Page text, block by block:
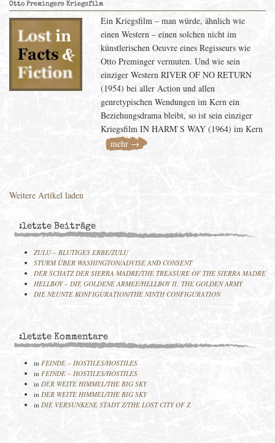
Otto Premingers Kriegsfilm
Ein Kriegsfilm – man würde, ähnlich wie
einen Western – einen solchen nicht im
künstlerischen Oeuvre eines Regisseurs wie
Otto Preminger vermuten. Und wie sein
einziger Western RIVER OF NO RETURN
(1954) bei aller Action und allen
genretypischen Wendungen im Kern ein
Beziehungsdrama bleibt, so ist sein einziger
Kriegsfilm IN HARM`S WAY (1964) im Kern
mehr →
Weitere Artikel laden
:letzte Beiträge
ZULU – BLUTIGES ERBE/ZULU
STURM ÜBER WASHINGTON/ADVISE AND CONSENT
DER SCHATZ DER SIERRA MADRE/THE TREASURE OF THE SIERRA MADRE
HELLBOY – DIE GOLDENE ARMEE/HELLBOY II: THE GOLDEN ARMY
DIE NEUNTE KONFIGURATION/THE NINTH CONFIGURATION
:letzte Kommentare
in FEINDE – HOSTILES/HOSTILES
in FEINDE – HOSTILES/HOSTILES
in DER WEITE HIMMEL/THE BIG SKY
in DER WEITE HIMMEL/THE BIG SKY
in DIE VERSUNKENE STADT Z/THE LOST CITY OF Z